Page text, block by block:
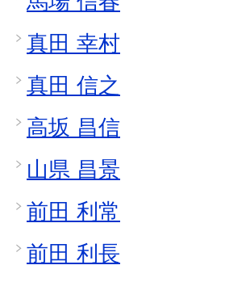
真田 幸村
真田 信之
高坂 昌信
山県 昌景
前田 利常
前田 利長